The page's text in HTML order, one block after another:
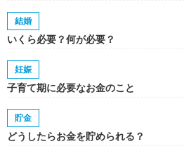
結婚
いくら必要？何が必要？
妊娠
子育て期に必要なお金のこと
貯金
どうしたらお金を貯められる？